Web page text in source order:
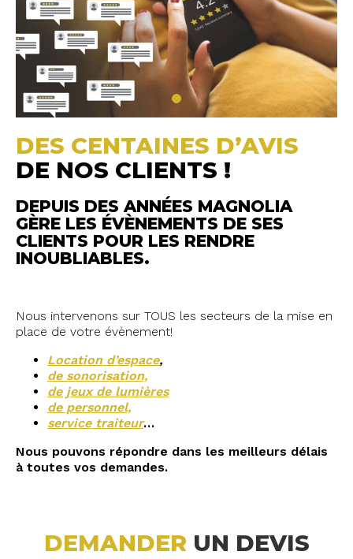
DES CENTAINES D’AVIS
DE NOS CLIENTS !
DEPUIS DES ANNÉES MAGNOLIA
GÈRE LES ÉVÈNEMENTS DE SES
CLIENTS POUR LES RENDRE
INOUBLIABLES.
Nous intervenons sur TOUS les secteurs de la mise en
place de votre évènement!
Location d’espace,
de sonorisation,
de jeux de lumières
de personnel,
service traiteur…
Nous pouvons répondre dans les meilleurs délais
à toutes vos demandes.
DEMANDER UN DEVIS